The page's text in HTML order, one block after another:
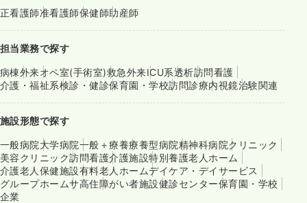
正看護師准看護師保健師助産師
担当業務で探す
病棟外来オペ室(手術室)救急外来ICU系透析訪問看護
介護・福祉系検診・健診保育園・学校訪問診療内視鏡治験関連
施設形態で探す
一般病院大学病院一般＋療養療養型病院精神科病院クリニック
美容クリニック訪問看護介護施設特別養護老人ホーム
介護老人保健施設有料老人ホームデイケア・デイサービス
グループホームサ高住障がい者施設健診センター保育園・学校
企業